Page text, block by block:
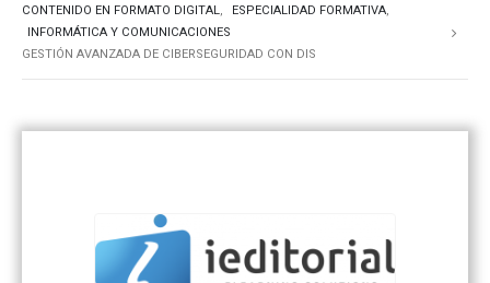
CONTENIDO EN FORMATO DIGITAL, ESPECIALIDAD FORMATIVA,
INFORMÁTICA Y COMUNICACIONES
GESTIÓN AVANZADA DE CIBERSEGURIDAD CON DIS